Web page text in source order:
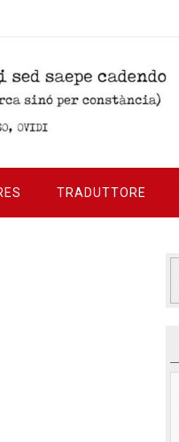
TRADUTTORE